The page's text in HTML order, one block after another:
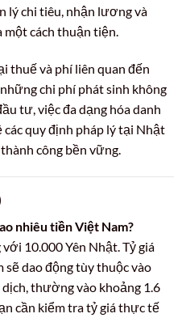
lý chi tiêu, nhận lương và
một cách thuận tiện.
thuế và phí liên quan đến
chi phí phát sinh không
tư, việc đa dạng hóa danh
quy định pháp lý tại Nhật
công bền vững.
nhiêu tiền Việt Nam?
10.000 Yên Nhật. Tỷ giá
dao động tùy thuộc vào
thường vào khoảng 1.6
cần kiểm tra tỷ giá thực tế